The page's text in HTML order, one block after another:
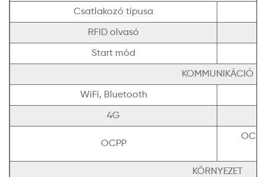
Csatlakozó típusa
RFID olvasó
Start mód
KOMMUNIKÁCIÓ
WiFi, Bluetooth
4G
OCPP
KÖRNYEZET